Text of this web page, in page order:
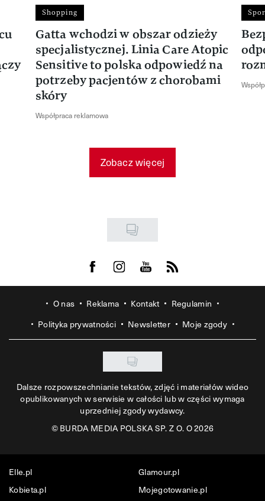
Shopping
Gatta wchodzi w obszar odzieży
specjalistycznej. Linia Care Atopic
Sensitive to polska odpowiedź na
potrzeby pacjentów z chorobami
skóry
Współpraca reklamowa
Zobacz więcej
Visit us on Facebook
Visit us on Instagram
Visit us on Youtube
Visit us on Rss
O nas Reklama Kontakt
Regulamin
Polityka prywatności
Newsletter Moje zgody
Dalsze rozpowszechnianie tekstów, zdjęć i materiałów wideo
opublikowanych w serwisie w całości lub w części wymaga
uprzedniej zgody wydawcy.
©BURDA MEDIA POLSKA SP. Z O. O 2026
Elle.pl
Glamour.pl
Kobieta.pl
Mojegotowanie.pl